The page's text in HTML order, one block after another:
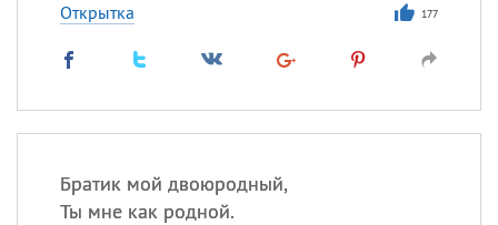
Открытка 177
Братик мой двоюродный,
Ты мне как родной.